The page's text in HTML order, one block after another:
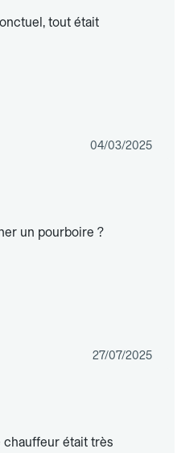
tout était
04/03/2025
un pourboire ?
27/07/2025
chauffeur était très